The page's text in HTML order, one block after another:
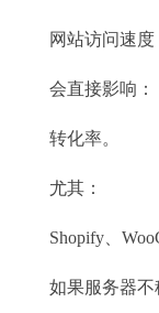
网站访问速度
会直接影响：
转化率。
尤其：
Shopify、
如果服务器不